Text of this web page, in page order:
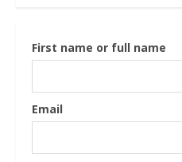
First name or full name
Email